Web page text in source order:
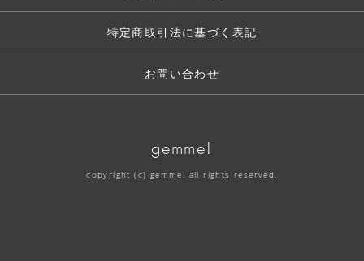
特定商取引法に基づく表記
お問い合わせ
gemme!
copyright (c) gemme! all rights reserved.